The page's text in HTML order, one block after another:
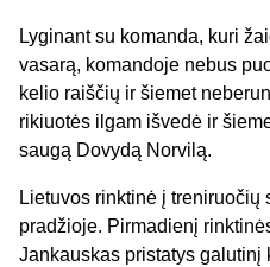
Lyginant su komanda, kuri
vasarą, komandoje nebus
kelio raiščių ir šiemet
rikiuotės ilgam išvedė ir
saugą Dovydą Norvilą.
Lietuvos rinktinė į
pradžioje. Pirmadienį
Jankauskas pristatys galutinį